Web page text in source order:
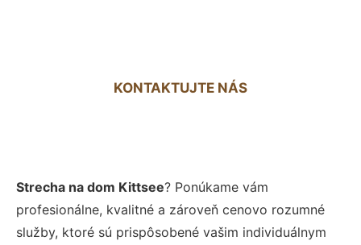
KONTAKTUJTE NÁS
Strecha na dom Kittsee? Ponúkame vám
profesionálne, kvalitné a zároveň cenovo rozumné
služby, ktoré sú prispôsobené vašim individuálnym